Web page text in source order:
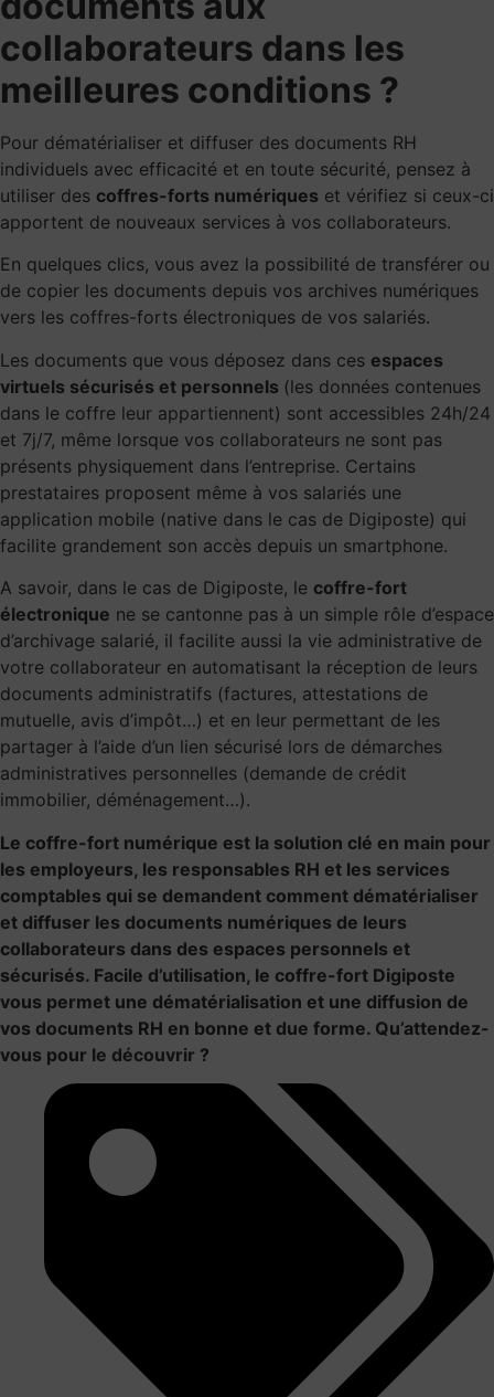
collaborateurs dans les
meilleures conditions ?
Pour dématérialiser et diffuser des documents RH
individuels avec efficacité et en toute sécurité, pensez à
utiliser des coffres-forts numériques et vérifiez si ceux-ci
apportent de nouveaux services à vos collaborateurs.
En quelques clics, vous avez la possibilité de transférer ou
de copier les documents depuis vos archives numériques
vers les coffres-forts électroniques de vos salariés.
Les documents que vous déposez dans ces espaces
virtuels sécurisés et personnels (les données contenues
dans le coffre leur appartiennent) sont accessibles 24h/24
et 7j/7, même lorsque vos collaborateurs ne sont pas
présents physiquement dans l’entreprise. Certains
prestataires proposent même à vos salariés une
application mobile (native dans le cas de Digiposte) qui
facilite grandement son accès depuis un smartphone.
A savoir, dans le cas de Digiposte, le coffre-fort
électronique ne se cantonne pas à un simple rôle d’espace
d’archivage salarié, il facilite aussi la vie administrative de
votre collaborateur en automatisant la réception de leurs
documents administratifs (factures, attestations de
mutuelle, avis d’impôt…) et en leur permettant de les
partager à l’aide d’un lien sécurisé lors de démarches
administratives personnelles (demande de crédit
immobilier, déménagement…).
Le coffre-fort numérique est la solution clé en main pour
les employeurs, les responsables RH et les services
comptables qui se demandent comment dématérialiser
et diffuser les documents numériques de leurs
collaborateurs dans des espaces personnels et
sécurisés. Facile d’utilisation, le coffre-fort Digiposte
vous permet une dématérialisation et une diffusion de
vos documents RH en bonne et due forme. Qu’attendez-
vous pour le découvrir ?